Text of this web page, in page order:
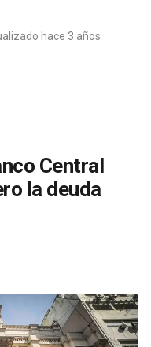
hace 3 años
Central
la deuda